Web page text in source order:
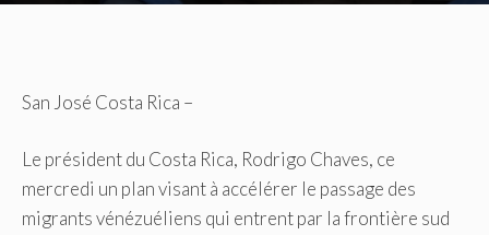
San José Costa Rica –
Le président du Costa Rica, Rodrigo Chaves, ce
mercredi un plan visant à accélérer le passage des
migrants vénézuéliens qui entrent par la frontière sud